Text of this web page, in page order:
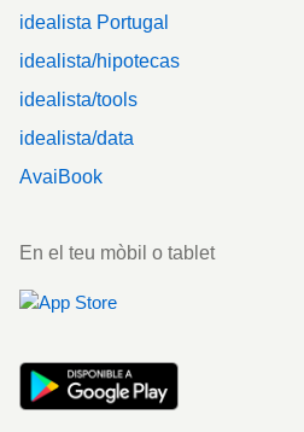
idealista Portugal
idealista/hipotecas
idealista/tools
idealista/data
AvaiBook
En el teu mòbil o tablet